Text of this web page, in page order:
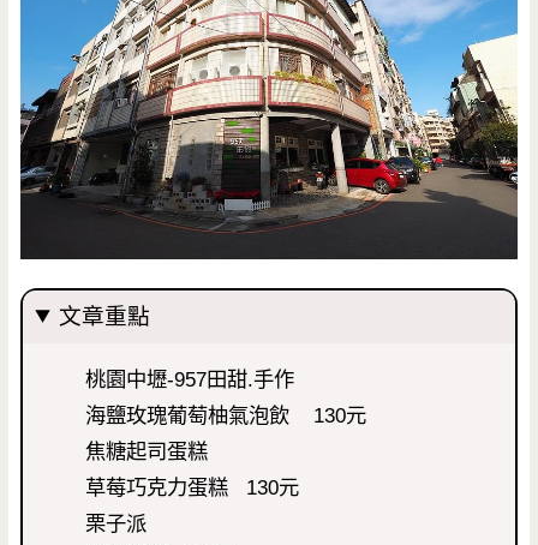
文章重點
桃園中壢-957田甜.手作
海鹽玫瑰葡萄柚氣泡飲 130元
焦糖起司蛋糕
草莓巧克力蛋糕 130元
栗子派